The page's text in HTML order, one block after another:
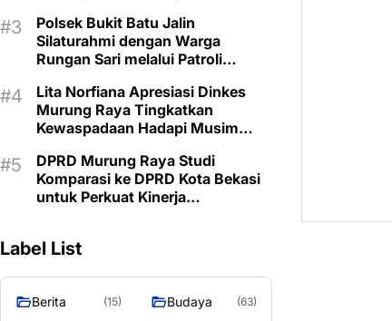
Polsek Bukit Batu Jalin
Silaturahmi dengan Warga
Rungan Sari melalui Patroli
Lita Norfiana Apresiasi Dinkes
Murung Raya Tingkatkan
Kewaspadaan Hadapi Musim
DPRD Murung Raya Studi
Komparasi ke DPRD Kota Bekasi
untuk Perkuat Kinerja
Label List
Berita (15) Budaya (63)